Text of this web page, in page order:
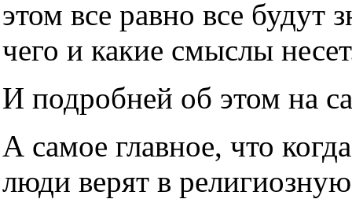
этом все равно все будут
чего и какие смыслы
И подробней об этом на
А самое главное, что
люди верят в